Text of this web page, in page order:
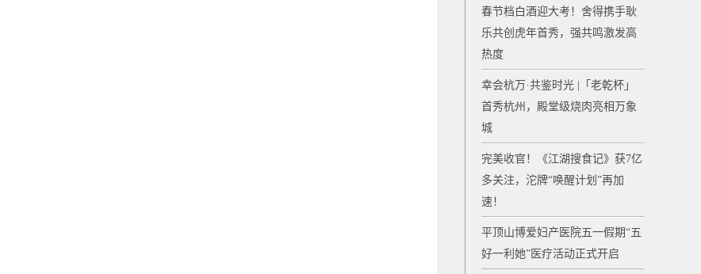
春节档白酒迎大考！舍得携手耿
乐共创虎年首秀，强共鸣激发高
热度
幸会杭万·共鉴时光 |「老乾杯」
首秀杭州，殿堂级烧肉亮相万象
城
完美收官！《江湖搜食记》获7亿
多关注，沱牌“唤醒计划”再加
速！
平顶山博爱妇产医院五一假期“五
好一利她”医疗活动正式开启